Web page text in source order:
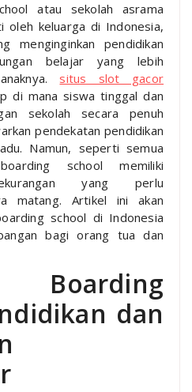
atau sekolah asrama
oleh keluarga di Indonesia,
menginginkan pendidikan
belajar yang lebih
situs slot gacor
di mana siswa tinggal dan
sekolah secara penuh
pendekatan pendidikan
Namun, seperti semua
school memiliki
yang perlu
matang. Artikel ini akan
school di Indonesia
bagi orang tua dan
Boarding
dan